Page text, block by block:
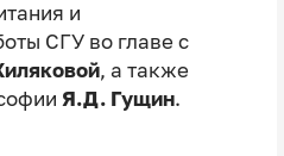
и
СГУ во главе с
, а также
Я.Д. Гущин.